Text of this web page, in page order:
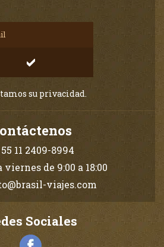
su privacidad.
11 2409-8994
viernes de 9:00 a 18:00
viajes.com
Sociales